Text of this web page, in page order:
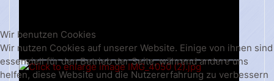
Wir benutzen Cookies
Wir nutzen Cookies auf unserer Website. Einige von ihnen sind
essenziell für den Betrieb der Seite, während andere uns
helfen, diese Website und die Nutzererfahrung zu verbessern